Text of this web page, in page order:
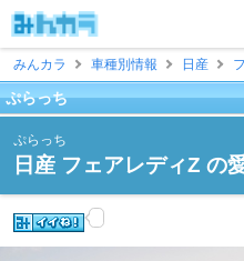
みんカラ
車種別情報 日産
ぷらっち
ぷらっち
日産 フェアレディZ の